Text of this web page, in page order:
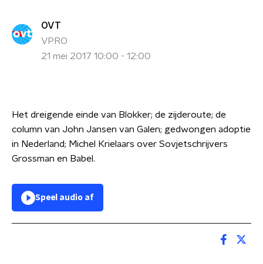
OVT
VPRO
21 mei 2017 10:00 - 12:00
Het dreigende einde van Blokker; de zijderoute; de
column van John Jansen van Galen; gedwongen adoptie
in Nederland; Michel Krielaars over Sovjetschrijvers
Grossman en Babel.
Speel audio af